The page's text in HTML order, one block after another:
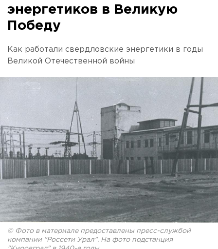
энергетиков в Великую
Победу
Как работали свердловские энергетики в годы
Великой Отечественной войны
© Фото в материале предоставлены пресс-службой
компании "Россети Урал". На фото подстанция